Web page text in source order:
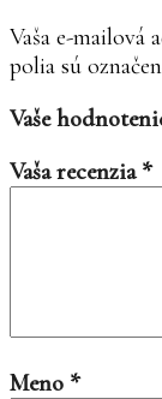
Vaša e-mailová
polia sú
Vaše
Vaša recenzia*
Meno *